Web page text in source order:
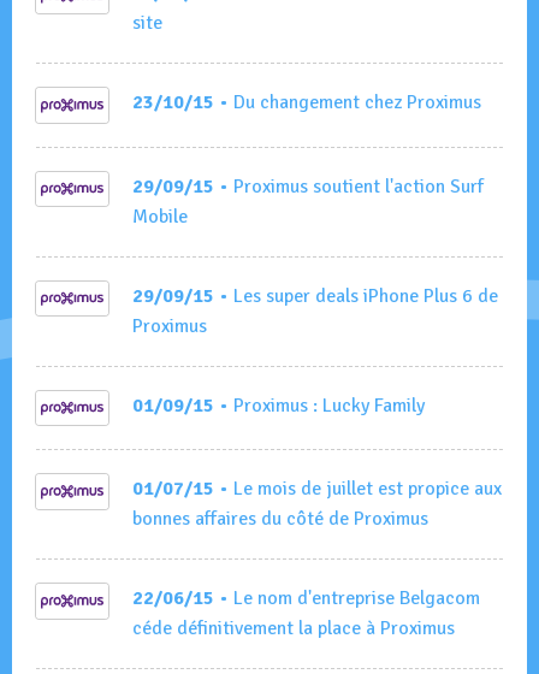
site
23/10/15 • Du changement chez Proximus
29/09/15 • Proximus soutient l'action Surf
Mobile
29/09/15 • Les super deals iPhone Plus 6 de
Proximus
01/09/15 • Proximus : Lucky Family
01/07/15 • Le mois de juillet est propice aux
bonnes affaires du côté de Proximus
22/06/15 • Le nom d'entreprise Belgacom
céde définitivement la place à Proximus